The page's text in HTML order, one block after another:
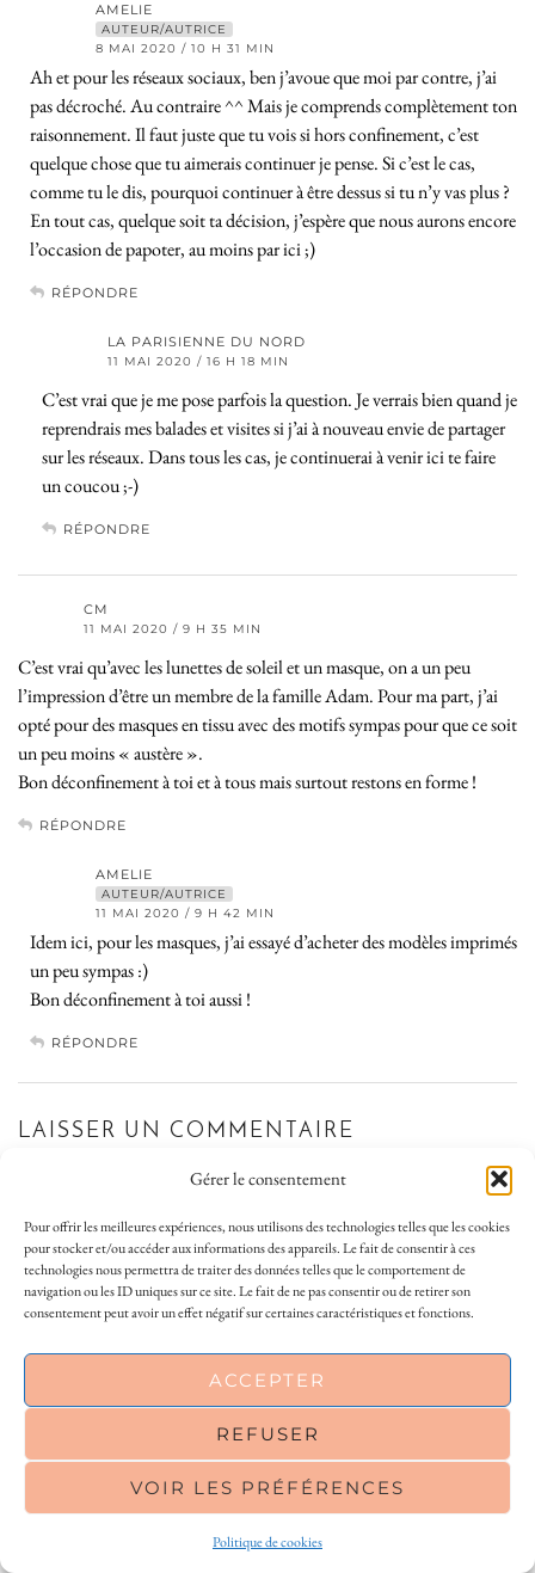
This site uses cookies to deliver its services
agree to its use of cookies. Learn more
OK
Gérer le consentement
Pour offrir les meilleures expériences, nous utilisons des technologies telles que les cookies
pour stocker et/ou accéder aux informations des appareils. Le fait de consentir à ces
technologies nous permettra de traiter des données telles que le comportement de
navigation ou les ID uniques sur ce site. Le fait de ne pas consentir ou de retirer son
consentement peut avoir un effet négatif sur certaines caractéristiques et fonctions.
ACCEPTER
REFUSER
VOIR LES PRÉFÉRENCES
Politique de cookies
AMELIE
AUTEUR/AUTRICE
8 MAI 2020 / 10 H 31 MIN
Ah et pour les réseaux sociaux, ben j’avoue que moi par contre, j’ai
pas décroché. Au contraire ^^ Mais je comprends complètement ton
raisonnement. Il faut juste que tu vois si hors confinement, c’est
quelque chose que tu aimerais continuer je pense. Si c’est le cas,
comme tu le dis, pourquoi continuer à être dessus si tu n’y vas plus ?
En tout cas, quelque soit ta décision, j’espère que nous aurons encore
l’occasion de papoter, au moins par ici ;)
RÉPONDRE
LA PARISIENNE DU NORD
11 MAI 2020 / 16 H 18 MIN
C’est vrai que je me pose parfois la question. Je verrais bien quand je
reprendrais mes balades et visites si j’ai à nouveau envie de partager
sur les réseaux. Dans tous les cas, je continuerai à venir ici te faire
un coucou ;-)
RÉPONDRE
CM
11 MAI 2020 / 9 H 35 MIN
C’est vrai qu’avec les lunettes de soleil et un masque, on a un peu
l’impression d’être un membre de la famille Adam. Pour ma part, j’ai
opté pour des masques en tissu avec des motifs sympas pour que ce soit
un peu moins « austère ».
Bon déconfinement à toi et à tous mais surtout restons en forme !
RÉPONDRE
AMELIE
AUTEUR/AUTRICE
11 MAI 2020 / 9 H 42 MIN
Idem ici, pour les masques, j’ai essayé d’acheter des modèles imprimés
un peu sympas :)
Bon déconfinement à toi aussi !
RÉPONDRE
LAISSER UN COMMENTAIRE
Votre adresse e-mail ne sera pas publiée.Les champs obligatoires sont indiqués
Commentaire*
Nom*